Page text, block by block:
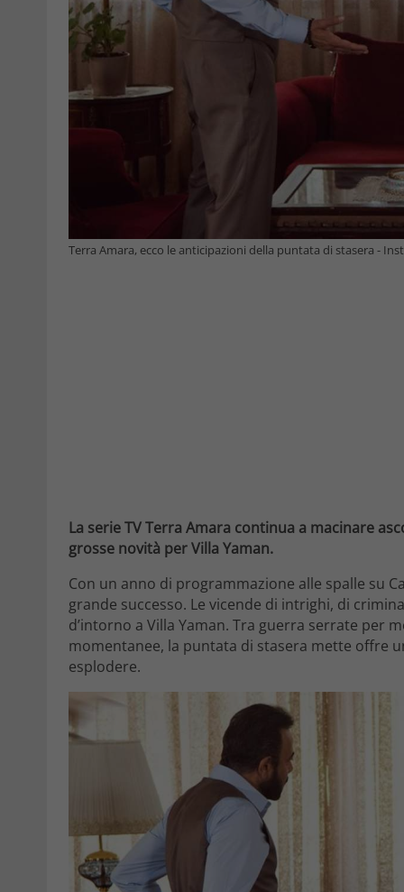
Terra Amara, ecco le anticipazioni della puntata di stasera -
La serie TV Terra Amara continua a macinare
grosse novità per Villa Yaman.
Con un anno di programmazione alle spalle su
grande successo. Le vicende di intrighi, di
d’intorno a Villa Yaman. Tra guerra serrate per
momentanee, la puntata di stasera mette offre
esplodere.